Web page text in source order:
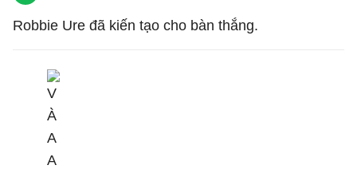
Robbie Ure đã kiến tạo cho bàn thắng.